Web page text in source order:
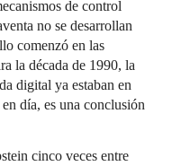
de control
no se desarrollan
comenzó en las
la década de 1990, la
digital ya estaban en
día, es una conclusión
cinco veces entre